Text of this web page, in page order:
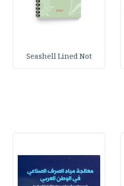
Seashell Lined Not